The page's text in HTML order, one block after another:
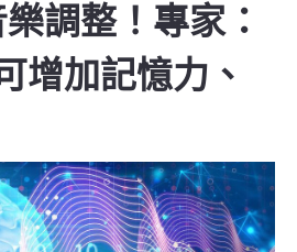
調整！專家：
增加記憶力、